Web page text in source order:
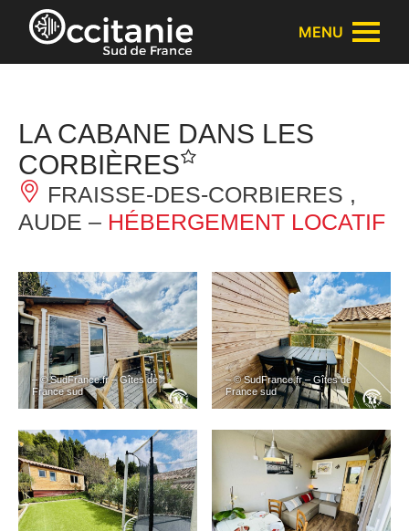
Panneau de gestion des cookies
MENU
LA CABANE DANS LES
CORBIÈRES
FRAISSE-DES-CORBIERES ,
AUDE – HÉBERGEMENT LOCATIF
– © SudFrance.fr – Gîtes de
France sud
– © SudFrance.fr – Gîtes de
France sud